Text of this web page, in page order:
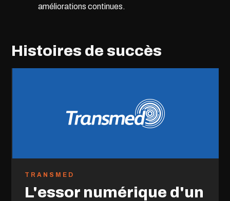
améliorations continues.
Histoires de succès
TRANSMED
L'essor numérique d'un